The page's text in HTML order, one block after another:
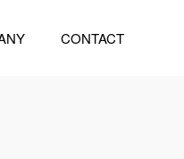
CONTACT